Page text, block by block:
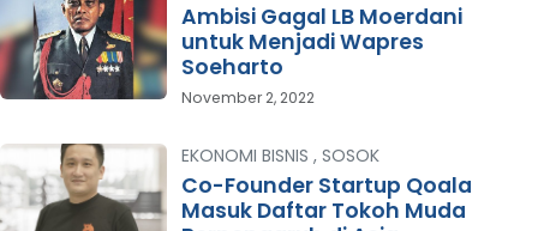
Ambisi Gagal LB Moerdani
untuk Menjadi Wapres
Soeharto
November 2, 2022
EKONOMI BISNIS , SOSOK
Co-Founder Startup Qoala
Masuk Daftar Tokoh Muda